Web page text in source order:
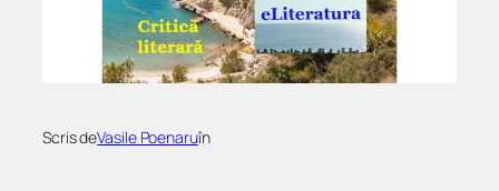
Scris deVasile Poenaruîn